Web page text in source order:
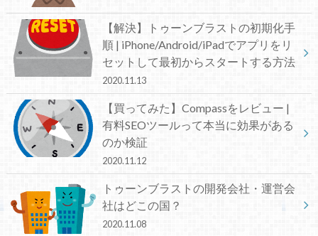
【解決】トゥーンブラストの初期化手
順 | iPhone/Android/iPadでアプリをリ
セットして最初からスタートする方法
2020.11.13
【買ってみた】Compassをレビュー |
有料SEOツールって本当に効果がある
のか検証
2020.11.12
トゥーンブラストの開発会社・運営会
社はどこの国？
2020.11.08